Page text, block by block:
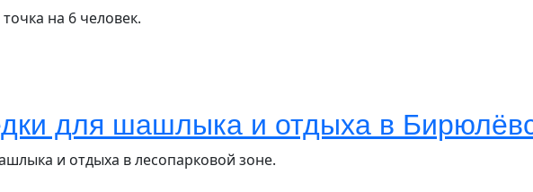
на 6 человек.
для шашлыка и отдыха в
и отдыха в лесопарковой зоне.